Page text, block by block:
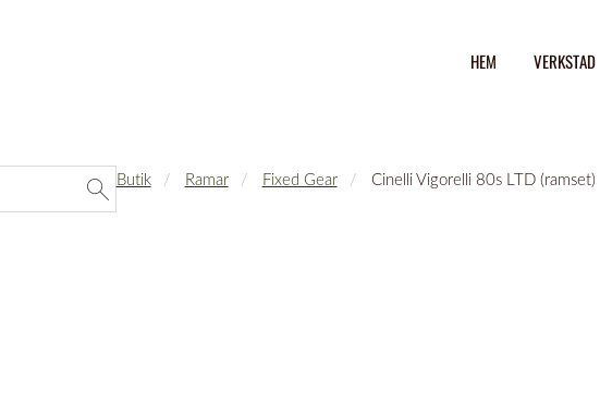
HEM VERKSTAD
Butik Ramar Fixed Gear Cinelli Vigorelli 80s LTD (ramset)